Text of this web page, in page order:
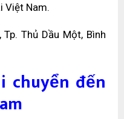
Việt Nam.
Thủ Dầu Một, Bình
chuyển đến